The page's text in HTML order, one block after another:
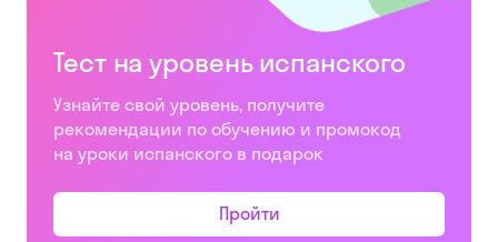
Тест на уровень испанского
Узнайте свой уровень, получите
рекомендации по обучению и промокод
на уроки испанского в подарок
Пройти